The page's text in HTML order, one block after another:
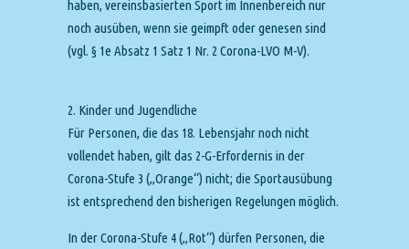
haben, vereinsbasierten Sport im Innenbereich nur
noch ausüben, wenn sie geimpft oder genesen sind
(vgl. § 1e Absatz 1 Satz 1 Nr. 2 Corona-LVO M-V).
2. Kinder und Jugendliche
Für Personen, die das 18. Lebensjahr noch nicht
vollendet haben, gilt das 2-G-Erfordernis in der
Corona-Stufe 3 („Orange“) nicht; die Sportausübung
ist entsprechend den bisherigen Regelungen möglich.
In der Corona-Stufe 4 („Rot“) dürfen Personen, die